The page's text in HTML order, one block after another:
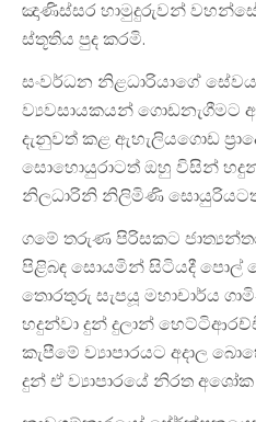
ඤාණිස්සර හාමුදුරුවන්
ස්තූතිය පුද කරමි.
සංවර්ධන නිළධාරියාගේ සේවය
ව්‍යවසායකයන් ගොඩනැගීමට
දැනුවත් කළ ඇහැලියගොඩ
සොහොයුරාටත් ඔහු විසින්
නිලධාරිනි නිලිමිණි
ගමේ තරුණ පිරිසකට
පිළිබඳ සොයමින් සිටියදී පොල්
තොරතුරු සැපයූ මහාචාර්ය
හදුන්වා දුන් දුලාන්
කැපීමේ ව්‍යාපාරයට අදාල
දුන් ඒ ව්‍යාපාරයේ නිරත